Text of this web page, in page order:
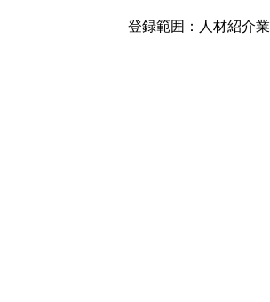
登録範囲：人材紹介業